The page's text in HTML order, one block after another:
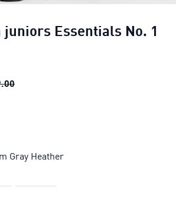
Essentials No. 1
Shorts para juniors Essentials No. 1
Gray Heather